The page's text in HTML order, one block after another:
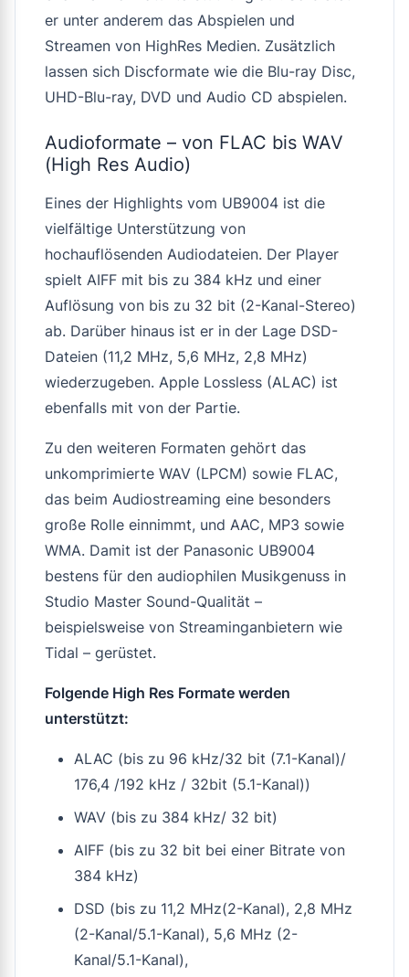
er unter anderem das Abspielen und
Streamen von HighRes Medien. Zusätzlich
lassen sich Discformate wie die Blu-ray Disc,
UHD-Blu-ray, DVD und Audio CD abspielen.
Audioformate – von FLAC bis WAV
(High Res Audio)
Eines der Highlights vom UB9004 ist die
vielfältige Unterstützung von
hochauflösenden Audiodateien. Der Player
spielt AIFF mit bis zu 384 kHz und einer
Auflösung von bis zu 32 bit (2-Kanal-Stereo)
ab. Darüber hinaus ist er in der Lage DSD-
Dateien (11,2 MHz, 5,6 MHz, 2,8 MHz)
wiederzugeben. Apple Lossless (ALAC) ist
ebenfalls mit von der Partie.
Zu den weiteren Formaten gehört das
unkomprimierte WAV (LPCM) sowie FLAC,
das beim Audiostreaming eine besonders
große Rolle einnimmt, und AAC, MP3 sowie
WMA. Damit ist der Panasonic UB9004
bestens für den audiophilen Musikgenuss in
Studio Master Sound-Qualität –
beispielsweise von Streaminganbietern wie
Tidal – gerüstet.
Folgende High Res Formate werden
unterstützt:
ALAC (bis zu 96 kHz/32 bit (7.1-Kanal)/
176,4 /192 kHz / 32bit (5.1-Kanal))
WAV (bis zu 384 kHz/ 32 bit)
AIFF (bis zu 32 bit bei einer Bitrate von
384 kHz)
DSD (bis zu 11,2 MHz(2-Kanal), 2,8 MHz
(2-Kanal/5.1-Kanal), 5,6 MHz (2-
Kanal/5.1-Kanal),